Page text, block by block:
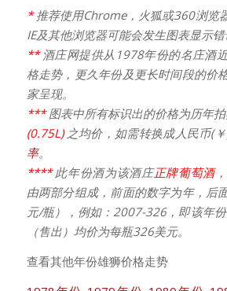
*推荐使用Chrome，火狐或360浏览
IE及其他浏览器可能会发生图表显示错
** 酒庄网提供从1978年份的名庄酒
格走势，更久年份及更长时间段的价
家呈现。
***图表中所有标识出的价格为历年
(0.75L)之均价，如需转换成人民币(
率。
****此年份酒为该酒庄正牌葡萄酒
由两部分组成，前面的数字为年，后
元/瓶），例如：2007-326，即该年
（售出）均价为每瓶326美元。
查看其他年份雄狮价格走势